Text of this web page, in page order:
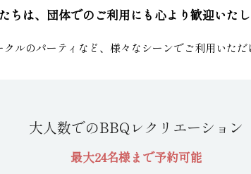
ちは、団体でのご利用にも 心より歓迎いたし
クルのパーティなど、様々なシーンでご利用いただ
大人数でのBBQレクリエーション
最大24名様まで予約可能